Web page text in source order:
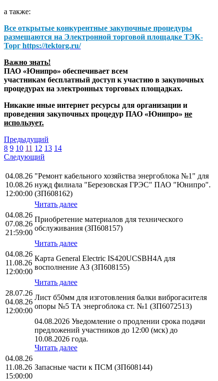
а также:
Все открытые конкурентные закупочные процедуры
размещаются на Электронной торговой площадке ТЭК-
Торг https://tektorg.ru/
Важно знать!
ПАО «Юнипро» обеспечивает всем
участникам бесплатный доступ к участию в закупочных
процедурах на электронных торговых площадках.
Никакие иные интернет ресурсы для организации и
проведения закупочных процедур ПАО «Юнипро» не
использует.
Предыдущий
8 9 10 11 12 13 14
Следующий
04.08.26
10.08.26
12:00:00
"Ремонт кабельного хозяйства энергоблока №1" для
нужд филиала "Березовская ГРЭС" ПАО "Юнипро".
(ЗП608162)
Читать далее
04.08.26
07.08.26
21:59:00
Приобретение материалов для технического
обслуживания (ЗП608157)
Читать далее
04.08.26
11.08.26
12:00:00
Карта General Electric IS420UCSBH4A для
восполнение АЗ (ЗП608155)
Читать далее
28.07.26
04.08.26
12:00:00
Лист б50мм для изготовления балки виброгасителя
опоры №5 ТА энергоблока ст. №1 (ЗП6072513)
04.08.2026 Уведомление о продлении срока подачи
предложений участников до 12:00 (мск) до
10.08.2026 года.
Читать далее
04.08.26
11.08.26
15:00:00
Запасные части к ПСМ (ЗП608144)